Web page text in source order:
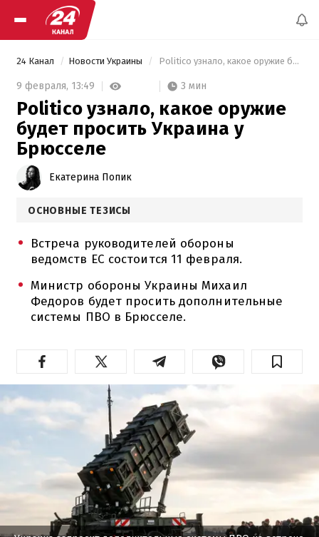
24 Канал Новости Украины Politico узнало, какое оружие будет просить Украина у Брюсселе
9 февраля, 13:49 3 мин
Politico узнало, какое оружие
будет просить Украина у
Брюсселе
Екатерина Попик
ОСНОВНЫЕ ТЕЗИСЫ
Встреча руководителей обороны
ведомств ЕС состоится 11 февраля.
Министр обороны Украины Михаил
Федоров будет просить дополнительные
системы ПВО в Брюсселе.